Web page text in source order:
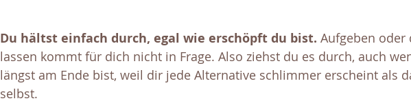
Du hältst einfach durch, egal wie erschöpft du bist. Aufgeben oder
lassen kommt für dich nicht in Frage. Also ziehst du es durch, auch
längst am Ende bist, weil dir jede Alternative schlimmer erscheint als
selbst.